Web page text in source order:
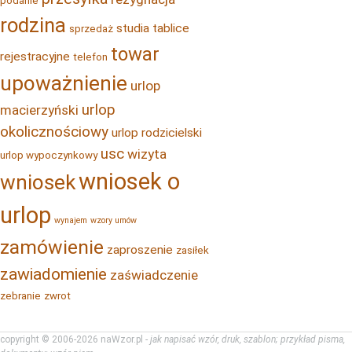
rodzina sprzedaż studia tablice
rejestracyjne telefon towar
upoważnienie urlop
macierzyński urlop
okolicznościowy urlop rodzicielski
urlop wypoczynkowy usc wizyta
wniosekwniosek o
urlop wynajem wzory umów
zamówienie zaproszenie zasiłek
zawiadomienie zaświadczenie
zebranie zwrot
copyright © 2006-2026 naWzor.pl - jak napisać wzór, druk, szablon; przykład pisma,